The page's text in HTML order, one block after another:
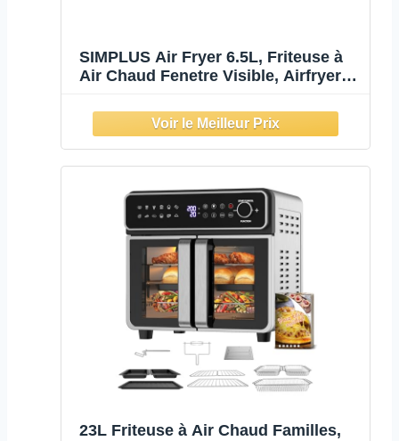
SIMPLUS Air Fryer 6.5L, Friteuse à
Air Chaud Fenetre Visible, Airfryer
Commande Tactile, Réglable 80-
200°C, 90% de Matières Grasses en
Moins, Nettoyage Facile, Beige
23L Friteuse à Air Chaud Familles,